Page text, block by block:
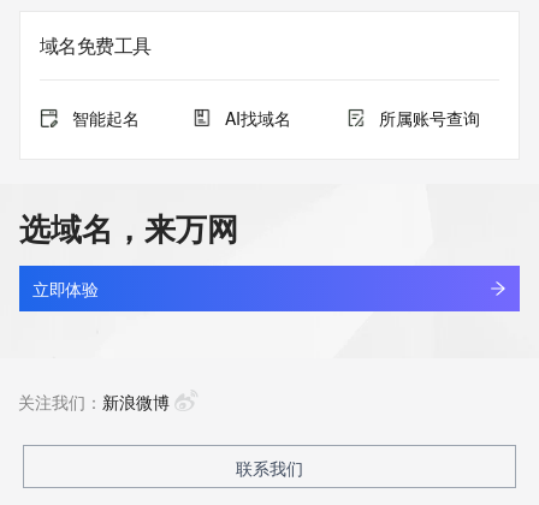
域名免费工具
智能起名 AI找域名 所属账号查询
选域名，来万网
立即体验
关注我们： 新浪微博
联系我们